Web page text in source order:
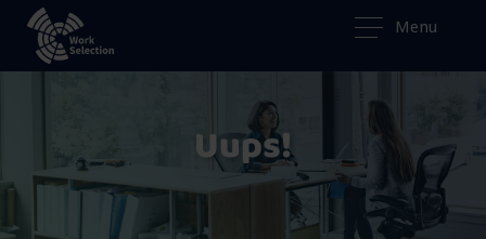
Menu
Uups!